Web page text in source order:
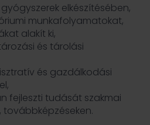
elkészítésében,
munkafolyamatokat,
alakít ki,
és tárolási
és gazdálkodási
fejleszti tudását szakmai
továbbképzéseken.